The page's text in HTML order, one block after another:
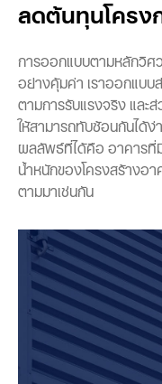
ลดต้นทุนโครง
การออกแบบตามหลักวิศ
อย่างคุ้มค่า เราออกแบบ
ตามการรับแรงจริง และ
ให้สามารถทับซ้อนกันได้ง่
ผลลัพธ์ที่ได้คือ อาคารที่
น้ำหนักของโครงสร้างอ
ตามมาเช่นกัน